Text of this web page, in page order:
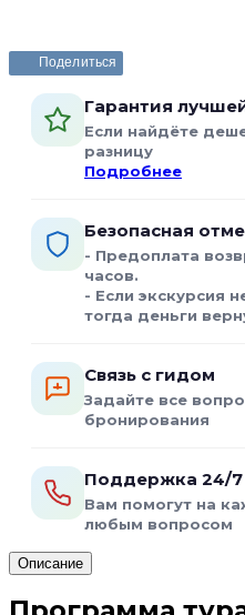
Поделиться
Гарантия
Если найдёте
разницу
Подробнее
Безопасная
- Предоплата
часов.
- Если экскурсия
тогда деньги
Связь с гидом
Задайте все
бронирования
Поддержка 24/7
Вам помогут на
любым вопросом
Описание